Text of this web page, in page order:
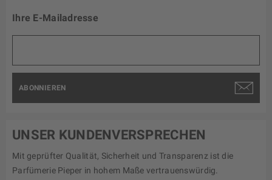
Ihre E-Mailadresse
ABONNIEREN
UNSER KUNDENVERSPRECHEN
Mit geprüfter Qualität, Sicherheit und Transparenz ist die
Parfümerie Pieper in hohem Maße vertrauenswürdig.